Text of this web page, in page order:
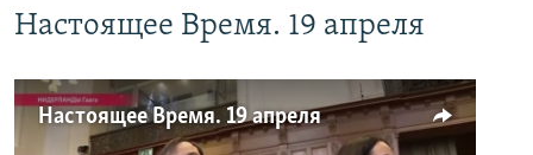
Настоящее Время. 19 апреля
Настоящее Время. 19 апреля